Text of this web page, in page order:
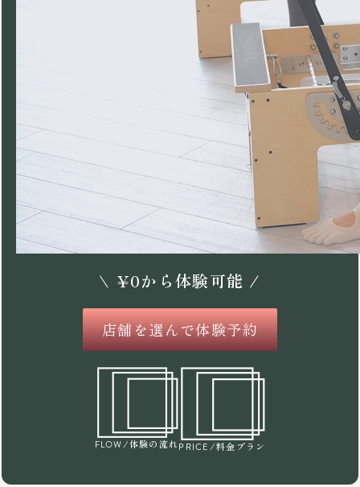
\ ¥0から体験可能 /
店舗を選んで体験予約
FLOW /体験の流れPRICE /料金プラン